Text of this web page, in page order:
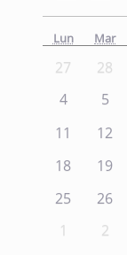
Lun Mar
27 28
4
5
11
12
18
19
25
26
1
2